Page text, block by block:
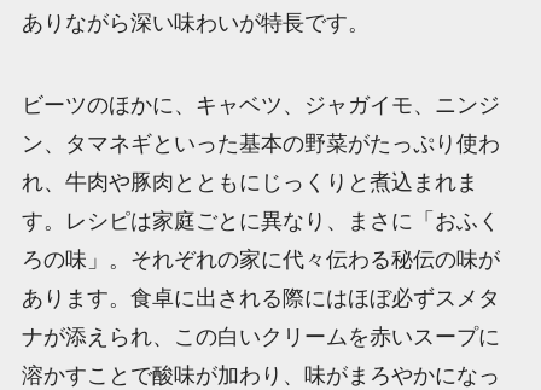
ありながら深い味わいが特長です。
ビーツのほかに、キャベツ、ジャガイモ、ニンジ
ン、タマネギといった基本の野菜がたっぷり使わ
れ、牛肉や豚肉とともにじっくりと煮込まれま
す。レシピは家庭ごとに異なり、まさに「おふく
ろの味」。それぞれの家に代々伝わる秘伝の味が
あります。食卓に出される際にはほぼ必ずスメタ
ナが添えられ、この白いクリームを赤いスープに
溶かすことで酸味が加わり、味がまろやかになっ